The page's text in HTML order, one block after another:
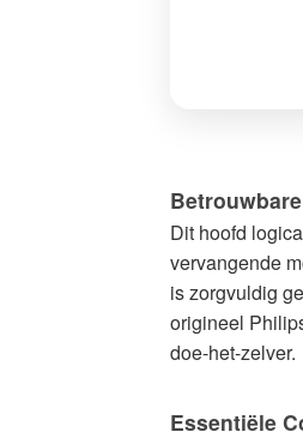
Moederbord
715GA006-
M0F-
B00-
005K
-
kwaliteit
Dit hoofd
vervangende
is zorgvuldig
origineel
doe-het-zelver.
Essentiële